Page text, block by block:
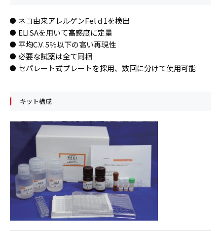
ネコ由来アレルゲンFel d 1を検出
ELISAを用いて高感度に定量
平均C.V. 5％以下の高い再現性
必要な試薬は全て同梱
セパレート式プレートを採用、数回に分けて使用可能
キット構成